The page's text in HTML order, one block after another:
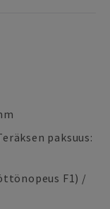
paksuus:
F1) /